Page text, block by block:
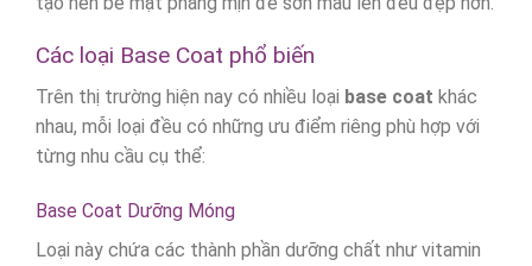
Các loại Base Coat phổ biến
Trên thị trường hiện nay có nhiều loại base coat khác
nhau, mỗi loại đều có những ưu điểm riêng phù hợp với
từng nhu cầu cụ thể:
Base Coat Dưỡng Móng
Loại này chứa các thành phần dưỡng chất như vitamin